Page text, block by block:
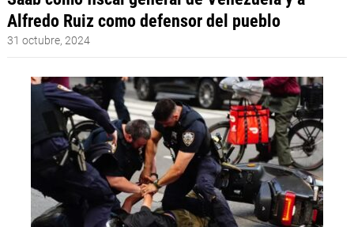
Alfredo Ruiz como defensor del pueblo
31 octubre, 2024